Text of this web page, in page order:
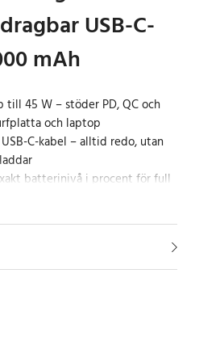
USB-C-
mAh
till 45 W – stöder PD, QC och
och laptop
C-kabel – alltid redo, utan
batterinivå i procent för full
– perfekt för dig som
laddning både hemma och